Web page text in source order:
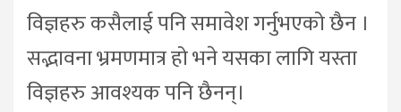
विज्ञहरु कसैलाई पनि समावेश गर्नुभएको छैन ।
सद्भावना भ्रमणमात्र हो भने यसका लागि यस्ता
विज्ञहरु आवश्यक पनि छैनन्।